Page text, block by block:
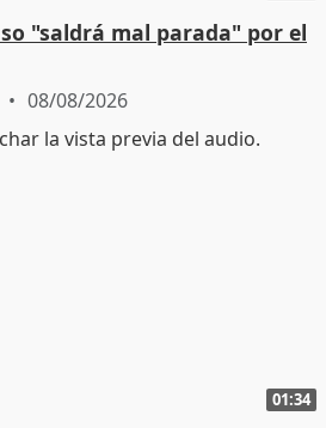
"saldrá mal parada" por el
08/08/2026
01:34